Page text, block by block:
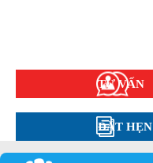
TƯ VẤN
ĐẶT HẸN